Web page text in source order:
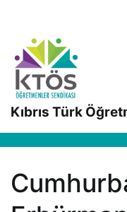
Kıbrıs Türk